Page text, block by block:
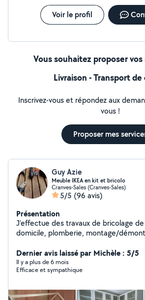
Voir le profil
Vous souhaitez proposer vos
Livraison - Transport de
Inscrivez-vous et répondez aux
vous !
Proposer mes
Guy Azie
Meuble IKEA en kit et bricolo
Cranves-Sales (Cranves-Sales)
5/5 (96 avis)
Présentation
J'effectue des travaux de bricolage
domicile, plomberie, montage/
suis disponible immédiatement.
contacter
Dernier avis laissé par Michèle : 5/5
Il y a plus de 6 mois
Efficace et sympathique